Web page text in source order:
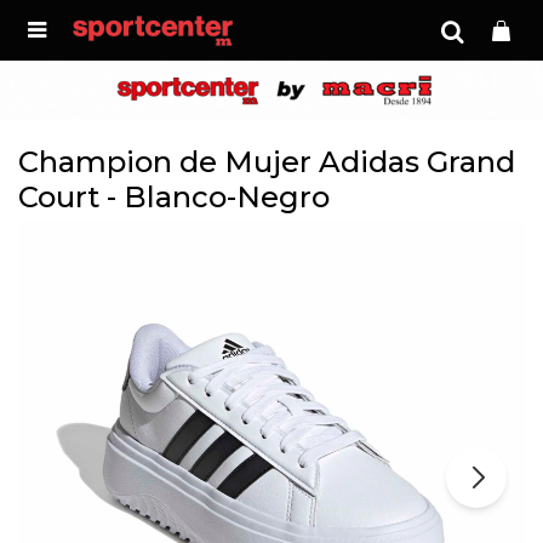

Champion de Mujer Adidas Grand
Court - Blanco-Negro